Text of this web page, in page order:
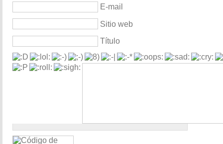
E-mail
Sitio web
Título